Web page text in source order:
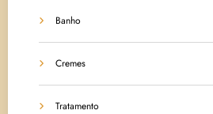
Banho
Cremes
Tratamento